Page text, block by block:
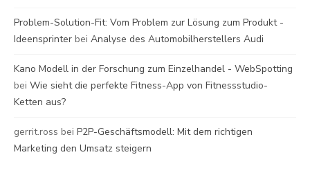
Problem-Solution-Fit: Vom Problem zur Lösung zum Produkt -
Ideensprinter bei Analyse des Automobilherstellers Audi
Kano Modell in der Forschung zum Einzelhandel - WebSpotting
bei Wie sieht die perfekte Fitness-App von Fitnessstudio-
Ketten aus?
gerrit.ross bei P2P-Geschäftsmodell: Mit dem richtigen
Marketing den Umsatz steigern